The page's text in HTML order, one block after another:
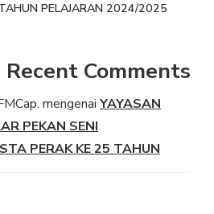
PELAJARAN 2024/2025
Recent Comments
mengenai YAYASAN
PEKAN SENI
PERAK KE 25 TAHUN